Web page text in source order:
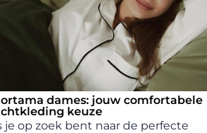
dames: jouw comfortabele
keuze
je op zoek bent naar de perfecte